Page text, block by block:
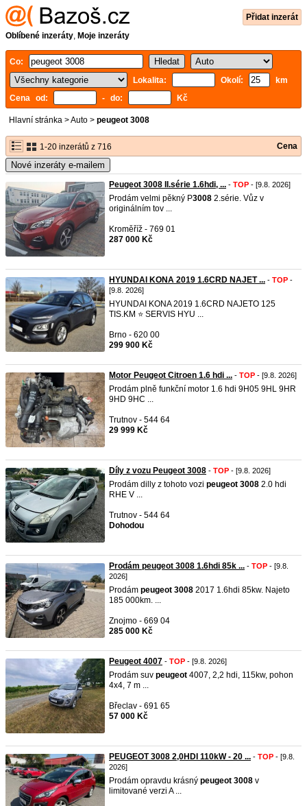
Přidat inzerát
Oblíbené inzeráty, Moje inzeráty
Co:
Lokalita:
Okolí:
km
Cena od:
- do: Kč
Hlavní stránka >Auto > peugeot 3008
1-20 inzerátů z 716 Cena
Nové inzeráty e-mailem
Peugeot 3008 II.série 1.6hdi, ... - TOP - [9.8. 2026]
Prodám velmi pěkný P3008 2.série. Vůz v
originálním tov ...
Kroměříž - 769 01
287 000 Kč
HYUNDAI KONA 2019 1.6CRD NAJET ... - TOP -
[9.8. 2026]
HYUNDAI KONA 2019 1.6CRD NAJETO 125
TIS.KM ⭐ SERVIS HYU ...
Brno - 620 00
299 900 Kč
Motor Peugeot Citroen 1.6 hdi ... - TOP - [9.8. 2026]
Prodám plně funkční motor 1.6 hdi 9H05 9HL 9HR
9HD 9HC ...
Trutnov - 544 64
29 999 Kč
Díly z vozu Peugeot 3008 - TOP - [9.8. 2026]
Prodám dilly z tohoto vozi peugeot 3008 2.0 hdi
RHE V ...
Trutnov - 544 64
Dohodou
Prodám peugeot 3008 1.6hdi 85k ... - TOP - [9.8.
2026]
Prodám peugeot 3008 2017 1.6hdi 85kw. Najeto
185 000km. ...
Znojmo - 669 04
285 000 Kč
Peugeot 4007 - TOP - [9.8. 2026]
Prodám suv peugeot 4007, 2,2 hdi, 115kw, pohon
4x4, 7 m ...
Břeclav - 691 65
57 000 Kč
PEUGEOT 3008 2,0HDI 110kW - 20 ... - TOP - [9.8.
2026]
Prodám opravdu krásný peugeot 3008 v
limitované verzi A ...